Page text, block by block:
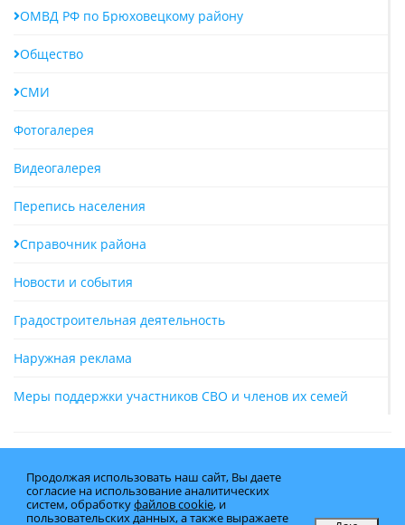
ОМВД РФ по Брюховецкому району
Общество
СМИ
Фотогалерея
Видеогалерея
Перепись населения
Справочник района
Новости и события
Градостроительная деятельность
Наружная реклама
Меры поддержки участников СВО и членов их семей
Продолжая использовать наш сайт, Вы даете
согласие на использование аналитических
систем, обработкуфайлов cookie, и
пользовательских данных, а также выражаете